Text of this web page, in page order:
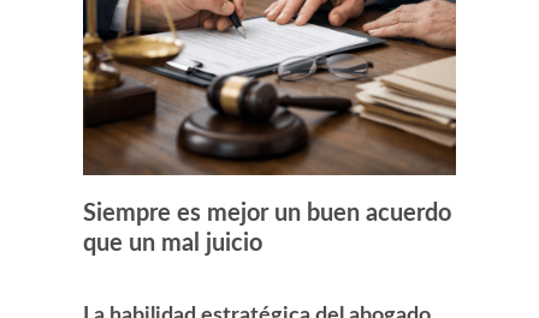
Siempre es mejor un buen acuerdo
que un mal juicio